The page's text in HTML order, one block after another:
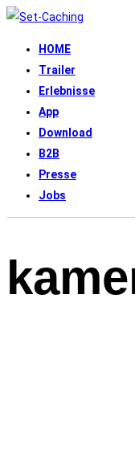
HOME
Trailer
Erlebnisse
App
Download
B2B
Presse
Jobs